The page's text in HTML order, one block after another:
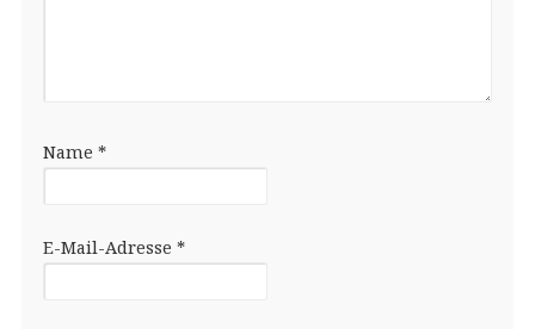
Name *
E-Mail-Adresse *